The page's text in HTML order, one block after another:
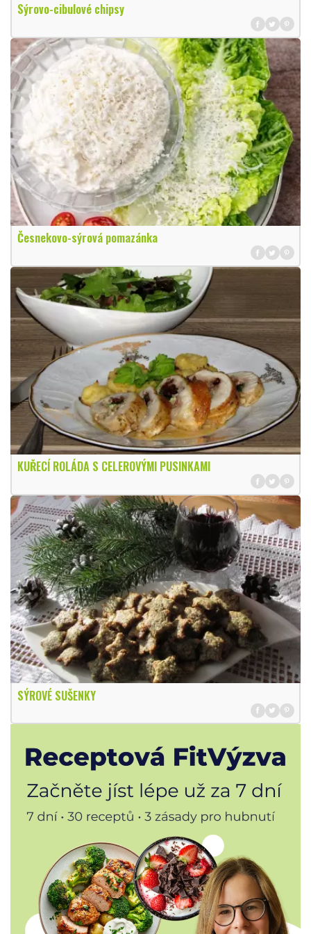
Sýrovo-cibulové chipsy
Česnekovo-sýrová pomazánka
KUŘECÍ ROLÁDA S CELEROVÝMI PUSINKAMI
SÝROVÉ SUŠENKY